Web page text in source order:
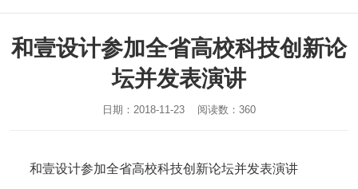
和壹设计参加全省高校科技创新论
坛并发表演讲
日期：2018-11-23 阅读数：360
和壹设计参加全省高校科技创新论坛并发表演讲